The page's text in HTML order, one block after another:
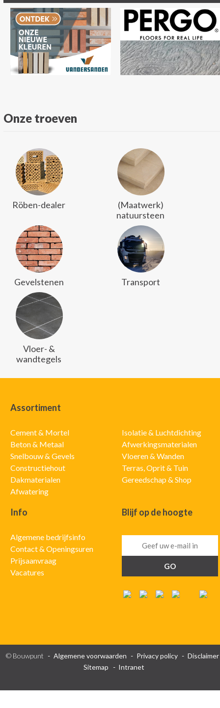
Onze troeven
Röben-dealer
(Maatwerk)
natuursteen
Gevelstenen Transport
Vloer- &
wandtegels
Assortiment
Cement & Mortel
Beton & Metaal
Snelbouw & Gevels
Constructiehout
Dakmaterialen
Afwatering
Isolatie & Luchtdichting
Afwerkingsmaterialen
Vloeren & Wanden
Terras, Oprit & Tuin
Gereedschap & Shop
Info
Algemene bedrijfsinfo
Contact & Openingsuren
Prijsaanvraag
Vacatures
Blijf op de hoogte
© Bouwpunt Algemene voorwaarden Privacy policy
Disclaimer
Sitemap
Intranet